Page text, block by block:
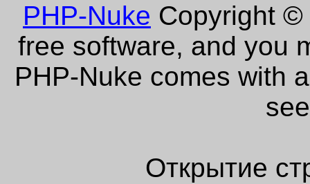
PHP-Nuke Copyright ©
free software, and you
PHP-Nuke comes with
Открытие